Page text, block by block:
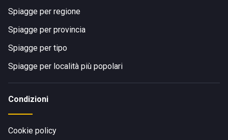
Spiagge per regione
Spiagge per provincia
Spiagge per tipo
Spiagge per località più popolari
Condizioni
Cookie policy